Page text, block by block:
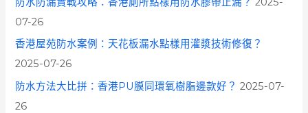
07-26
香港屋苑防水案例：天花板漏水點樣用灌漿技術修復？
2025-07-26
防水方法大比拼：香港PU膜同環氧樹脂邊款好？ 2025-07-
26